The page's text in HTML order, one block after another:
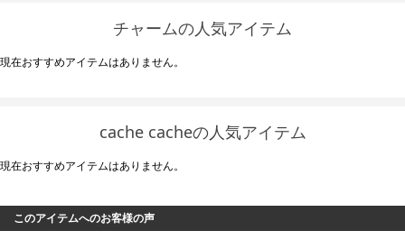
チャームの人気アイテム
現在おすすめアイテムはありません。
cache cacheの人気アイテム
現在おすすめアイテムはありません。
このアイテムへのお客様の声